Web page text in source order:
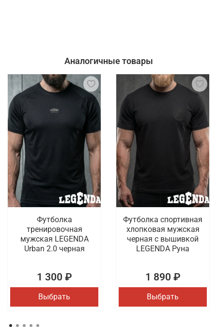
Аналогичные товары
Футболка
тренировочная
мужская LEGENDA
Urban 2.0 черная
1 300 ₽
Выбрать
Футболка спортивная
хлопковая мужская
черная с вышивкой
LEGENDA Руна
1 890 ₽
Выбрать